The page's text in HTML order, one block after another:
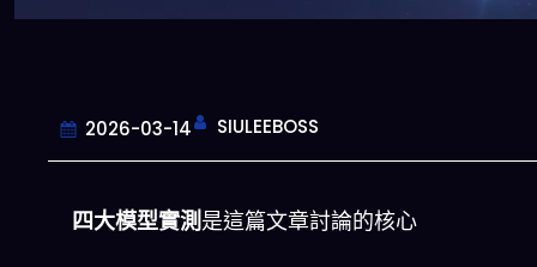
2026-03-14 SIULEEBOSS
四大模型實測是這篇文章討論的核心